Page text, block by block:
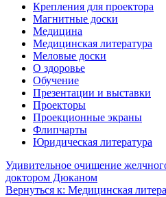
Крепления для проектора
Магнитные доски
Медицина
Медицинская литература
Меловые доски
О здоровье
Обучение
Презентации и выставки
Проекторы
Проекционные экраны
Флипчарты
Юридическая литература
Удивительное очищение
доктором Дюканом
Вернуться к: Медицинская